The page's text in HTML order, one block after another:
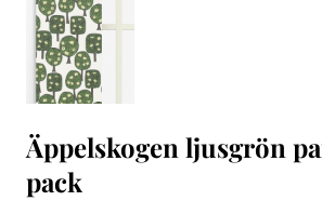
Äppelskogen ljusgrön
pack